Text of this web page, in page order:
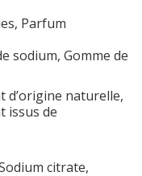
Parfum
sodium, Gomme de
d’origine naturelle,
issus de
citrate,